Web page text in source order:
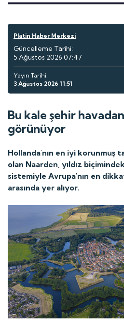
Platin Haber Merkezi
Güncelleme Tarihi:
5 Ağustos 2026 07:47
Yayın Tarihi:
3 Ağustos 2026 11:51
Bu kale şehir
görünüyor
Hollanda'nın en iyi korunmuş
olan Naarden, yıldız
sistemiyle Avrupa'nın en
arasında yer alıyor.